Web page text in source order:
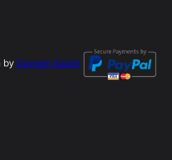
by Damien Salort